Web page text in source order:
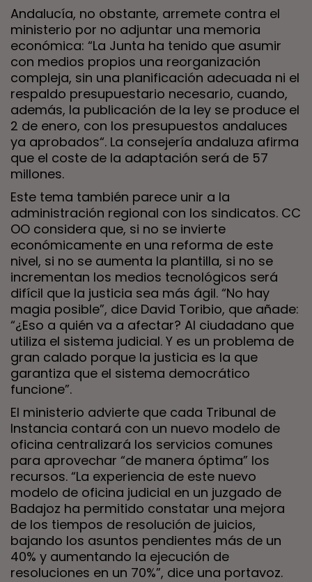
Andalucía, no obstante, arremete contra el
ministerio por no adjuntar una memoria
económica: “La Junta ha tenido que asumir
con medios propios una reorganización
compleja, sin una planificación adecuada ni el
respaldo presupuestario necesario, cuando,
además, la publicación de la ley se produce el
2 de enero, con los presupuestos andaluces
ya aprobados“. La consejería andaluza afirma
que el coste de la adaptación será de 57
millones.
Este tema también parece unir a la
administración regional con los sindicatos. CC
OO considera que, si no se invierte
económicamente en una reforma de este
nivel, si no se aumenta la plantilla, si no se
incrementan los medios tecnológicos será
difícil que la justicia sea más ágil. “No hay
magia posible”, dice David Toribio, que añade:
“¿Eso a quién va a afectar? Al ciudadano que
utiliza el sistema judicial. Y es un problema de
gran calado porque la justicia es la que
garantiza que el sistema democrático
funcione”.
El ministerio advierte que cada Tribunal de
Instancia contará con un nuevo modelo de
oficina centralizará los servicios comunes
para aprovechar “de manera óptima” los
recursos. “La experiencia de este nuevo
modelo de oficina judicial en un juzgado de
Badajoz ha permitido constatar una mejora
de los tiempos de resolución de juicios,
bajando los asuntos pendientes más de un
40% y aumentando la ejecución de
resoluciones en un 70%”, dice una portavoz.